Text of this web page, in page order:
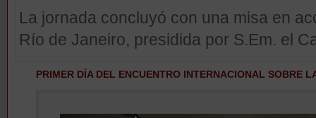
La jornada concluyó con una misa en
Río de Janeiro, presidida por S.Em. el
PRIMER DÍA DEL ENCUENTRO INTERNACIONAL SOBRE